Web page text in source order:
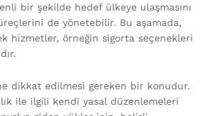
bir şekilde hedef ülkeye ulaşmasını
de yönetebilir. Bu aşamada,
hizmetler, örneğin sigorta seçenekleri
dikkat edilmesi gereken bir konudur.
ile ilgili kendi yasal düzenlemeleri